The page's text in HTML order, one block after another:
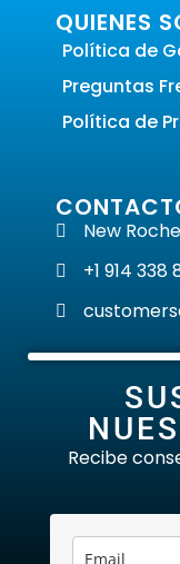
QUIENES
Política de
Preguntas
Política de
New
+1 914 338
Recibe